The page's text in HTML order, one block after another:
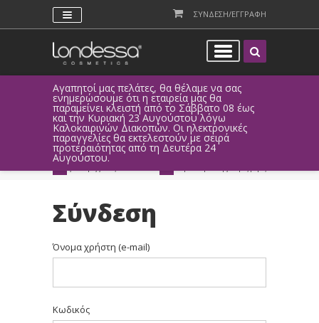
ΣΥΝΔΕΣΗ/ΕΓΓΡΑΦΗ
Αγαπητοί μας πελάτες, θα θέλαμε να σας
ενημερώσουμε ότι η εταιρεία μας θα
παραμείνει κλειστή από το Σάββατο 08 έως
και την Κυριακή 23 Αυγούστου λόγω
Καλοκαιρινών Διακοπών. Οι ηλεκτρονικές
παραγγελίες θα εκτελεστούν με σειρά
προτεραιότητας από τη Δευτέρα 24
Αυγούστου.
ΑΜΕΣΗ ΣΥΝΔΕΣΗ
Facebook, Gmail
ή ως επισκέπτης
ΕΥΚΟΛΕΣ ΑΓΟΡΕΣ
με ευέλικτους τρόπους
πληρωμής
ΔΩΡΕΑΝ ΠΑΡΑΔΟΣΗ
Σύνδεση
Όνομα χρήστη (e-mail)
Κωδικός